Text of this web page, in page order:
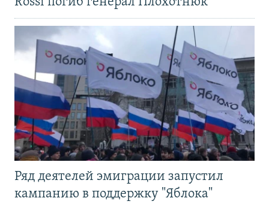
Ряд деятелей эмиграции запустил
кампанию в поддержку "Яблока"